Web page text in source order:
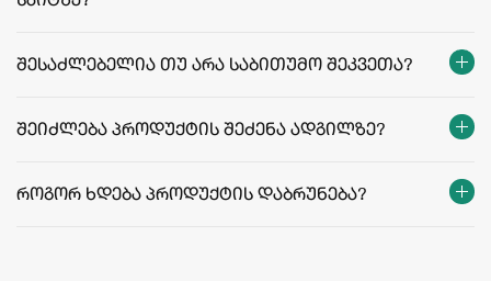
შესაძლებელია თუ არა საბითუმო შეკვეთა?
შეიძლება პროდუქტის შეძენა ადგილზე?
როგორ ხდება პროდუქტის დაბრუნება?